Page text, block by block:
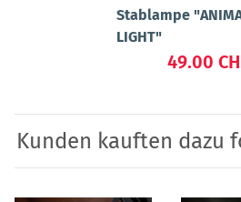
Stablampe
LIGHT"
49.00
Kunden kauften dazu